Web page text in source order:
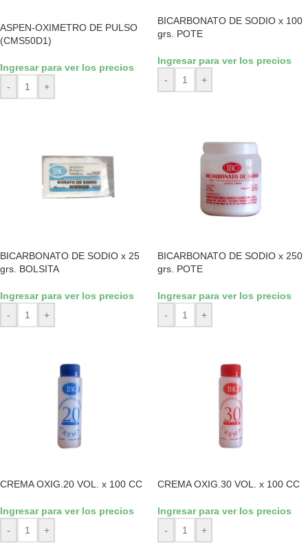
ASPEN-OXIMETRO DE PULSO
(CMS50D1)
Ingresar para ver los precios
-
+
BICARBONATO DE SODIO x 100
grs. POTE
Ingresar para ver los precios
-
+
BICARBONATO DE SODIO x 25
grs. BOLSITA
Ingresar para ver los precios
-
+
BICARBONATO DE SODIO x 250
grs. POTE
Ingresar para ver los precios
-
+
CREMA OXIG.20 VOL. x 100 CC
Ingresar para ver los precios
-
+
CREMA OXIG.30 VOL. x 100 CC
Ingresar para ver los precios
-
+